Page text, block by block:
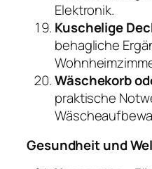
Elektronik.
Kuschelige
behagliche
Wäschekorb
praktische
Gesundheit und